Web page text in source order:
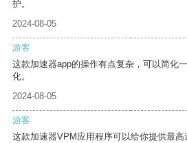
护。
2024-08-05
游客
这款加速器app的操作有点复杂，可以简化
化。
2024-08-05
游客
这款加速器VPM应用程序可以给你提供最